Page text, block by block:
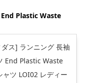
End Plastic Waste
ス] ランニング 長袖
End Plastic Waste
ャツ LOI02 レディー